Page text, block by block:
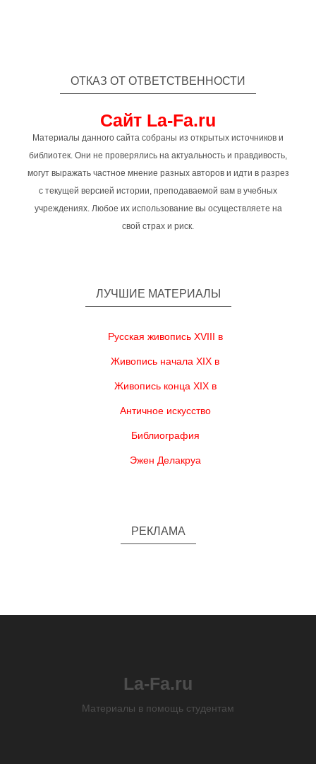
ОТКАЗ ОТ ОТВЕТСТВЕННОСТИ
Сайт La-Fa.ru
Материалы данного сайта собраны из открытых источников и
библиотек. Они не проверялись на актуальность и правдивость,
могут выражать частное мнение разных авторов и идти в разрез
с текущей версией истории, преподаваемой вам в учебных
учреждениях. Любое их использование вы осуществляете на
свой страх и риск.
ЛУЧШИЕ МАТЕРИАЛЫ
Русская живопись XVIII в
Живопись начала XIX в
Живопись конца XIX в
Античное искусство
Библиография
Эжен Делакруа
РЕКЛАМА
La-Fa.ru
Материалы в помощь студентам